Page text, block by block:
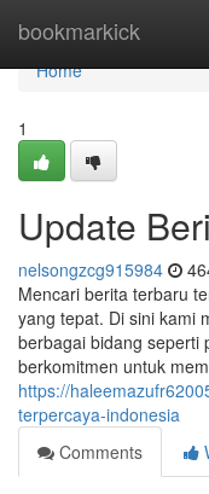
bookmarkick
Home
Home
1
Update
nelsongzcg915984
Mencari berita terbaru
yang tepat. Di sini kami
berbagai bidang seperti
berkomitmen untuk
https://
terpercaya-indonesia
Comments